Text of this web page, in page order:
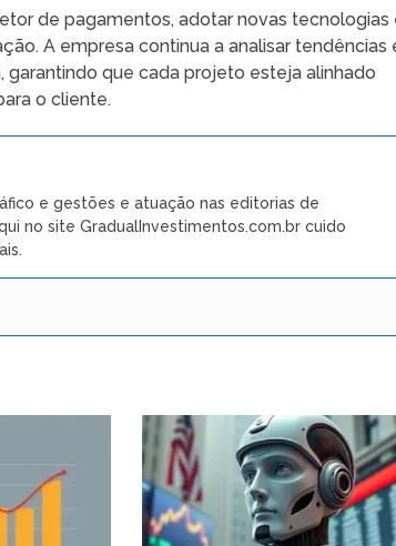
de pagamentos, adotar novas tecnologias
A empresa continua a analisar tendências
que cada projeto esteja alinhado
o cliente.
e gestões e atuação nas editorias de
no site GradualInvestimentos.com.br cuido